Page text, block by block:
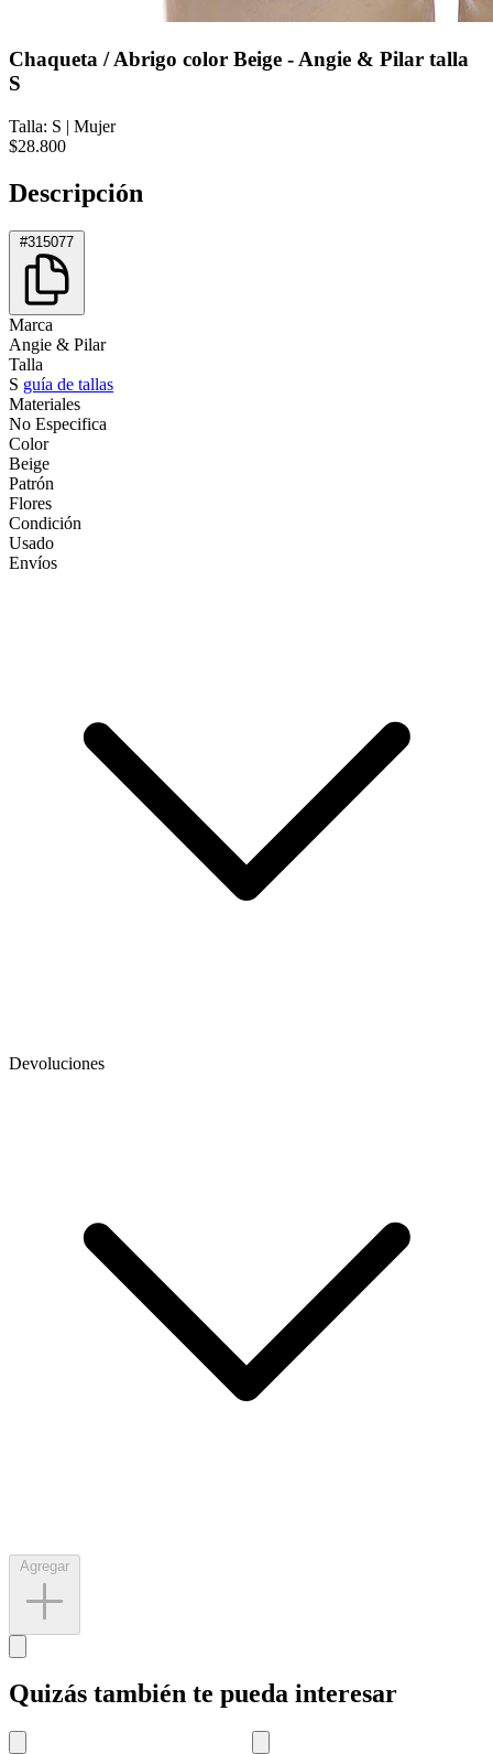
Chaqueta / Abrigo color Beige - Angie & Pilar talla
S
Talla: S | Mujer
$28.800
Descripción
#315077
Marca
Angie & Pilar
Talla
S guía de tallas
Materiales
No Especifica
Color
Beige
Patrón
Flores
Condición
Usado
Envíos
Devoluciones
Quizás también te pueda interesar